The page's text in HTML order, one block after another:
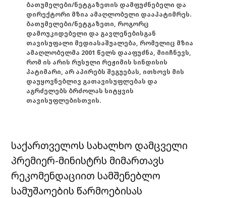
ბათუმელები/ნეტგაზეთის დამფუძნებელი და
დირექტორი მზია ამაღლობელი დააპატიმრეს.
ბათუმელები/ნეტგაზეთი, როგორც
დამოუკიდებელი და გავლენებისგან
თავისუფალი მედიასაშუალება, რომელიც მზია
ამაღლობელმა 2001 წელს დააფუძნა, მიიჩნევს,
რომ ის არის რუსული რეჟიმის სინდისის
პატიმარი, არ აპირებს შეგუებას, ითხოვს მის
დაუყოვნებლივ გათავისუფლებას და
აგრძელებს ბრძოლას სიტყვის
თავისუფლებისთვის.
საქართველოს სახალხო დამცველი
პრემიერ-მინისტრს მიმართავს
რეკომენდაციით სამშენებლო
სამუშაოების წარმოებისას